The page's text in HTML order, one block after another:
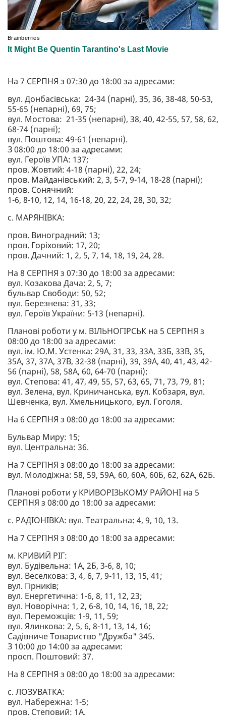
На 7 СЕРПНЯ з 07:30 до 18:00 за адресами:
вул. Донбасівська: 24-34 (парні), 35, 36, 38-48, 50-53,
55-65 (непарні), 69, 75;
вул. Мостова: 21-35 (непарні), 38, 40, 42-55, 57, 58, 62,
68-74 (парні);
вул. Поштова: 49-61 (непарні).
З 08:00 до 18:00 за адресами:
вул. Героїв УПА: 137;
пров. Жовтий: 4-18 (парні), 22, 24;
пров. Майданівський: 2, 3, 5-7, 9-14, 18-28 (парні);
пров. Сонячний:
1-6, 8-10, 12, 14, 16-18, 20, 22, 24, 28, 30, 32;
с. МАР`ЯНІВКА:
пров. Виноградний: 13;
пров. Горіховий: 17, 20;
пров. Дачний: 1, 2, 5, 7, 14, 18, 19, 24, 28.
На 8 СЕРПНЯ з 07:30 до 18:00 за адресами:
вул. Козакова Дача: 2, 5, 7;
бульвар Свободи: 50, 52;
вул. Березнева: 31, 33;
вул. Героїв України: 5-13 (непарні).
Планові роботи у м. ВІЛЬНОГІРСЬК на 5 СЕРПНЯ з
08:00 до 18:00 за адресами:
вул. ім. Ю.М. Устенка: 29А, 31, 33, 33А, 33Б, 33В, 35,
35А, 37, 37А, 37В, 32-38 (парні), 39, 39А, 40, 41, 43, 42-
56 (парні), 58, 58А, 60, 64-70 (парні);
вул. Степова: 41, 47, 49, 55, 57, 63, 65, 71, 73, 79, 81;
вул. Зелена, вул. Криничанська, вул. Кобзаря, вул.
Шевченка, вул. Хмельницького, вул. Гоголя.
На 6 СЕРПНЯ з 08:00 до 18:00 за адресами:
Бульвар Миру: 15;
вул. Центральна: 36.
На 7 СЕРПНЯ з 08:00 до 18:00 за адресами:
вул. Молодіжна: 58, 59, 59А, 60, 60А, 60Б, 62, 62А, 62Б.
Планові роботи у КРИВОРІЗЬКОМУ РАЙОНІ на 5
СЕРПНЯ з 08:00 до 18:00 за адресами:
с. РАДІОНІВКА: вул. Театральна: 4, 9, 10, 13.
На 7 СЕРПНЯ з 08:00 до 18:00 за адресами:
м. КРИВИЙ РІГ:
вул. Будівельна: 1А, 2Б, 3-6, 8, 10;
вул. Веселкова: 3, 4, 6, 7, 9-11, 13, 15, 41;
вул. Гірників;
вул. Енергетична: 1-6, 8, 11, 12, 23;
вул. Новорічна: 1, 2, 6-8, 10, 14, 16, 18, 22;
вул. Переможців: 1-9, 11, 59;
вул. Ялинкова: 2, 5, 6, 8-11, 13, 14, 16;
Садівниче Товариство "Дружба" 345.
З 10:00 до 14:00 за адресами:
просп. Поштовий: 37.
На 8 СЕРПНЯ з 08:00 до 18:00 за адресами:
с. ЛОЗУВАТКА:
вул. Набережна: 1-5;
пров. Степовий: 1А.